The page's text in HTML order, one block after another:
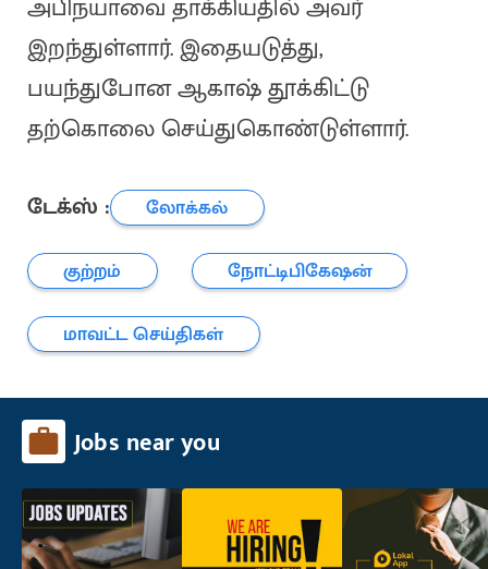
அபிநயாவை தாக்கியதில் அவர்
இறந்துள்ளார். இதையடுத்து,
பயந்துபோன ஆகாஷ் தூக்கிட்டு
தற்கொலை செய்துகொண்டுள்ளார்.
டேக்ஸ் :
லோக்கல்
குற்றம்
நோட்டிபிகேஷன்
மாவட்ட செய்திகள்
Jobs near you